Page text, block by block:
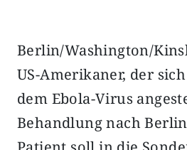
Berlin/Washington/
US-Amerikaner, der
dem Ebola-Virus
Behandlung nach